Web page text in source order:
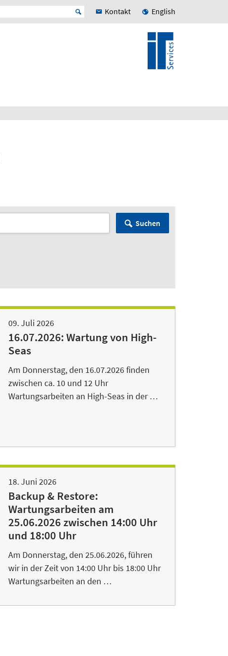
Kontakt English
Suchen
09. Juli 2026
16.07.2026: Wartung von High-
Seas
Am Donnerstag, den 16.07.2026 finden
zwischen ca. 10 und 12 Uhr
Wartungsarbeiten an High-Seas in der …
18. Juni 2026
Backup & Restore:
Wartungsarbeiten am
25.06.2026 zwischen 14:00 Uhr
und 18:00 Uhr
Am Donnerstag, den 25.06.2026, führen
wir in der Zeit von 14:00 Uhr bis 18:00 Uhr
Wartungsarbeiten an den …